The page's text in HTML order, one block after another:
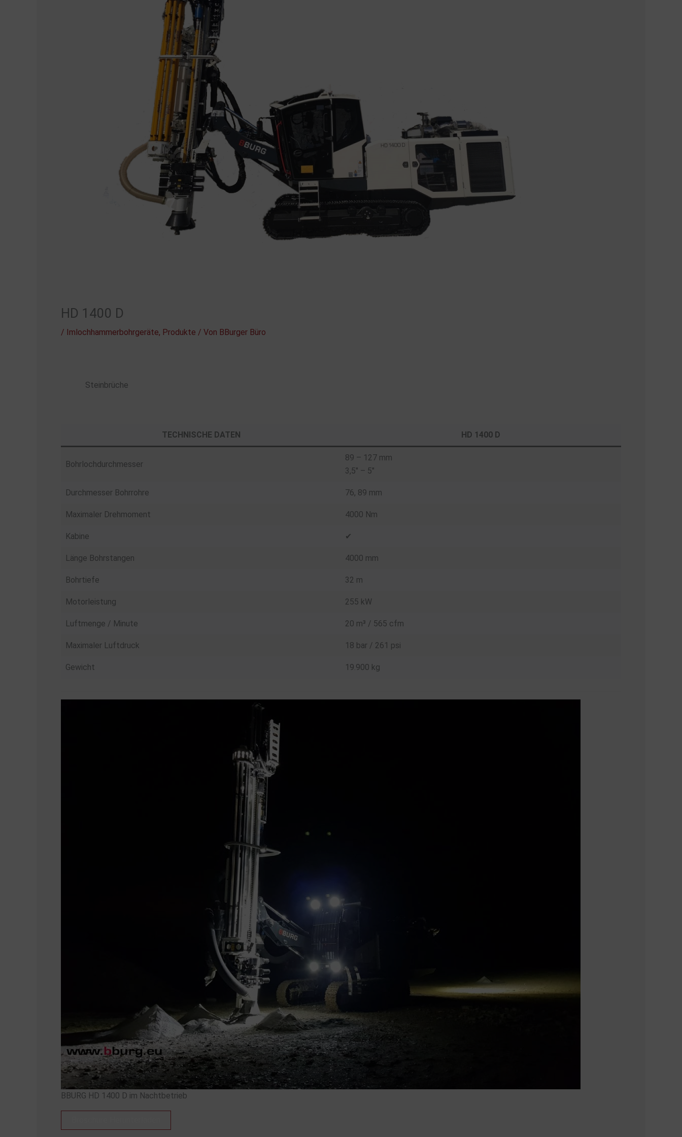
HD 1400 D
/ Imlochhammerbohrgeräte, Produkte / Von BBurger Büro
Steinbrüche
TECHNISCHE DATEN HD 1400 D
Bohrlochdurchmesser
89 – 127 mm
3,5″ – 5″
Durchmesser Bohrrohre 76, 89 mm
Maximaler Drehmoment 4000 Nm
Kabine ✔
Länge Bohrstangen 4000 mm
Bohrtiefe 32 m
Motorleistung 255 kW
Luftmenge / Minute 20 m³ / 565 cfm
Maximaler Luftdruck 18 bar / 261 psi
Gewicht 19.900 kg
BBURG HD 1400 D im Nachtbetrieb